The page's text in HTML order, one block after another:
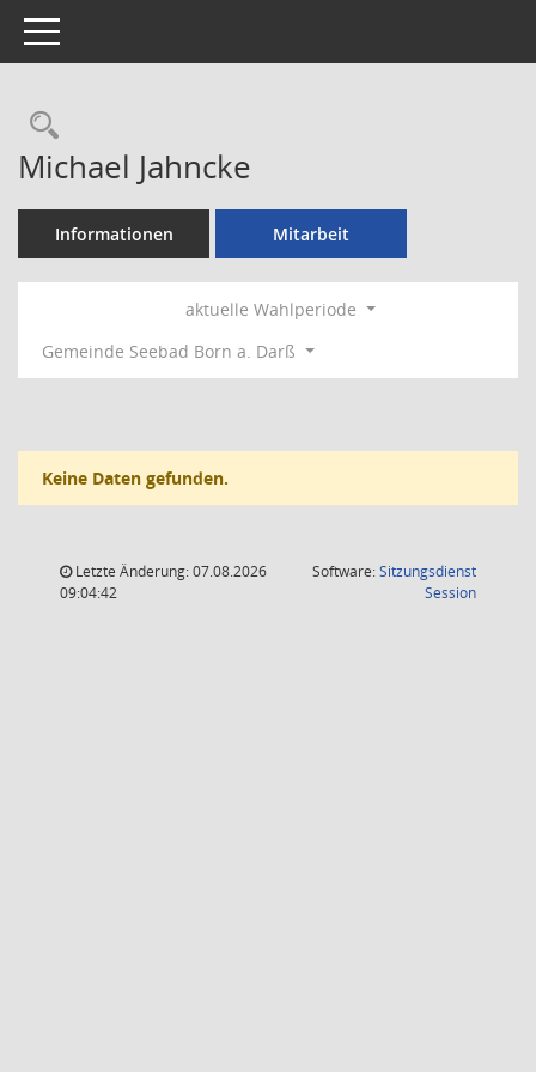
Toggle navigation
Rechercheauswahl
Michael Jahncke
Informationen Mitarbeit
aktuelle Wahlperiode
Gemeinde Seebad Born a. Darß
Keine Daten gefunden.
Letzte Änderung: 07.08.2026
09:04:42
Software:Sitzungsdienst
Session(Wird in